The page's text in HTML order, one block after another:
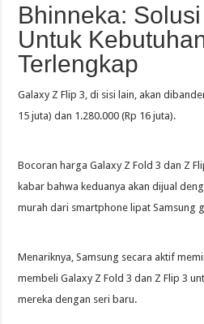
Bhinneka:
Untuk
Terlengkap
Galaxy Z Flip 3, di sisi lain, akan
15 juta) dan 1.280.000 (Rp 16 juta).
Bocoran harga Galaxy Z Fold 3 dan Z
kabar bahwa keduanya akan dijual
murah dari smartphone lipat Samsung
Menariknya, Samsung secara aktif
membeli Galaxy Z Fold 3 dan Z Flip 3
mereka dengan seri baru.